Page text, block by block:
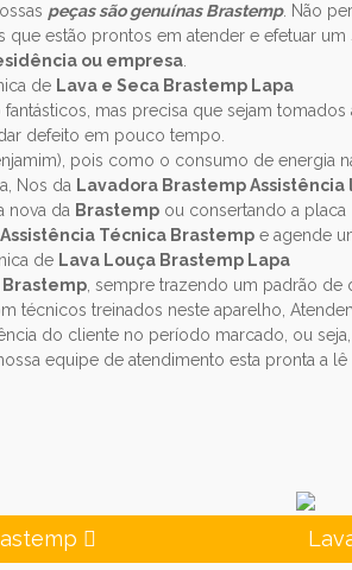
peças são genuínas Brastemp. Não
estão prontos em atender e efetuar um
ou empresa.
de Lava e Seca Brastemp Lapa
mas precisa que sejam
defeito em pouco tempo.
pois como o consumo de energia
Nos da Lavadora Brastemp Assistência
nova da Brastemp ou consertando a
Assistência Técnica Brastempe agende
de Lava Louça Brastemp Lapa
, sempre trazendo um padrão de
técnicos treinados neste aparelho,
do cliente no período marcado, ou
equipe de atendimento esta pronta a lê